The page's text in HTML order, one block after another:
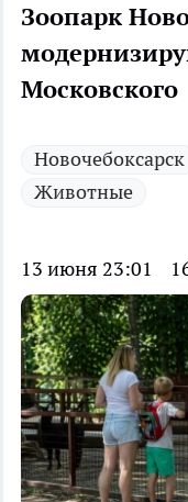
Зоопарк
Московского
Новочебоксарск
Животные
13 июня 23:01